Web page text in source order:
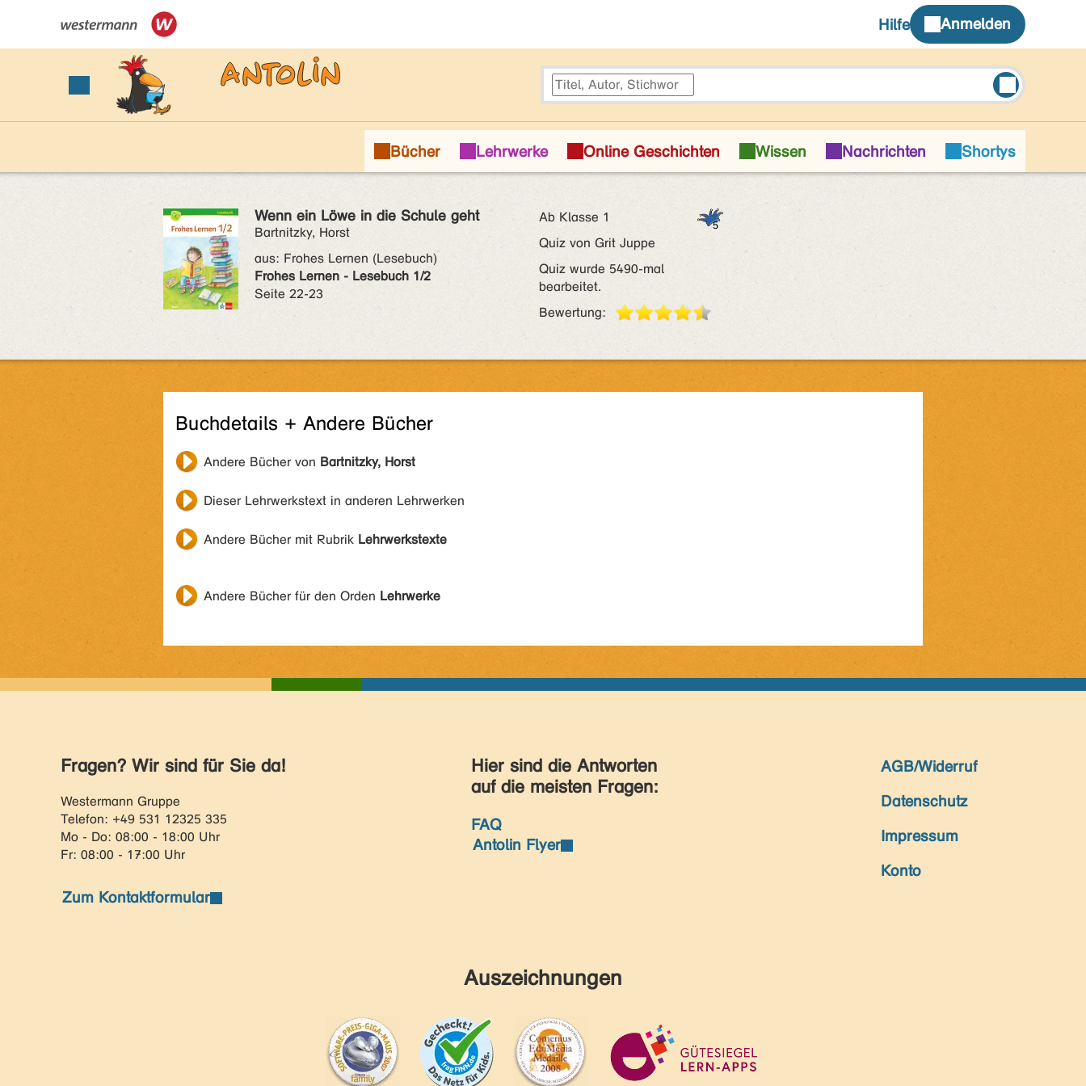
Wenn ein Löwe in die Schule geht
Bartnitzky, Horst
aus: Frohes Lernen (Lesebuch)
Frohes Lernen - Lesebuch 1/2
Seite 22-23
Ab Klasse 1
Quiz von Grit Juppe
Quiz wurde 5490-mal
bearbeitet.
Bewertung:
Buchdetails + Andere Bücher
Andere Bücher von Bartnitzky, Horst
Dieser Lehrwerkstext in anderen Lehrwerken
Andere Bücher mit Rubrik Lehrwerkstexte
Andere Bücher für den Orden Lehrwerke